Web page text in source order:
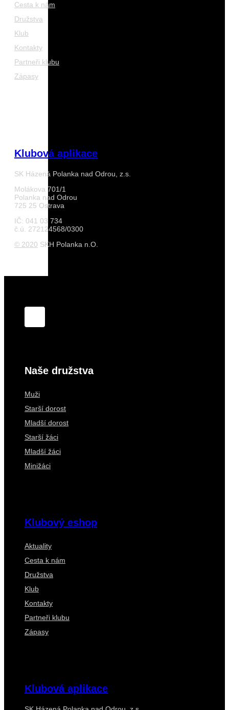
Cesta k nám
Družstva
Klub
Kontakty
Partneři klubu
Zápasy
Klubová aplikace
SK Házená Polanka nad Odrou, z.s.
Molákova 701/1
Polanka nad Odrou
725 25 Ostrava
IČ: 041 03 734
č.ú. 272124568/0300
© 2020 SKH Polanka n.O.
Naše družstva
Muži
Starší dorost
Mladší dorost
Starší žáci
Mladší žáci
Minižáci
Klubový eshop
Aktuality
Cesta k nám
Družstva
Klub
Kontakty
Partneři klubu
Zápasy
Klubová aplikace